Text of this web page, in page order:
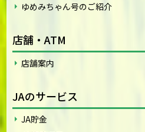
ゆめみちゃん号のご紹介
店舗・ATM
店舗案内
JAのサービス
JA貯金